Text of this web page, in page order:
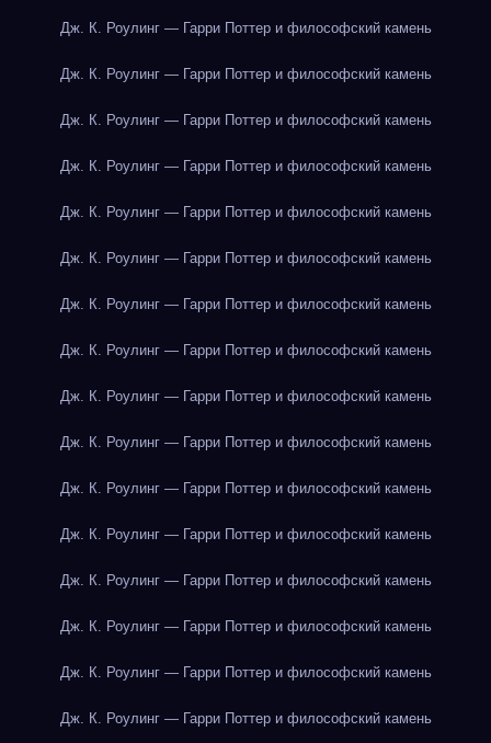
Дж. К. Роулинг — Гарри Поттер и философский камень
Дж. К. Роулинг — Гарри Поттер и философский камень
Дж. К. Роулинг — Гарри Поттер и философский камень
Дж. К. Роулинг — Гарри Поттер и философский камень
Дж. К. Роулинг — Гарри Поттер и философский камень
Дж. К. Роулинг — Гарри Поттер и философский камень
Дж. К. Роулинг — Гарри Поттер и философский камень
Дж. К. Роулинг — Гарри Поттер и философский камень
Дж. К. Роулинг — Гарри Поттер и философский камень
Дж. К. Роулинг — Гарри Поттер и философский камень
Дж. К. Роулинг — Гарри Поттер и философский камень
Дж. К. Роулинг — Гарри Поттер и философский камень
Дж. К. Роулинг — Гарри Поттер и философский камень
Дж. К. Роулинг — Гарри Поттер и философский камень
Дж. К. Роулинг — Гарри Поттер и философский камень
Дж. К. Роулинг — Гарри Поттер и философский камень